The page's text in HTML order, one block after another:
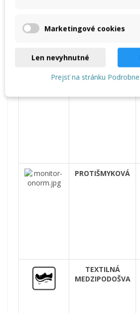
PROTIŠMYKOVÁ
TEXTILNÁ
MEDZIPODOŠVA
Marketingové cookies
Len nevyhnutné
Prejsť na stránku